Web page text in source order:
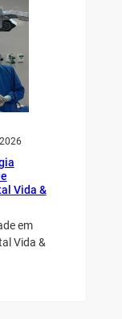
Vida &
em
Vida &